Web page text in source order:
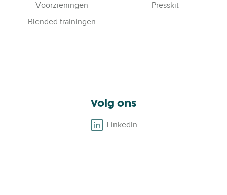
Voorzieningen
Blended trainingen
Presskit
Volg ons
LinkedIn